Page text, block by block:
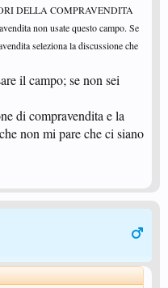
DELLA COMPRAVENDITA
non usate questo campo. Se
seleziona la discussione che
il campo; se non sei
di compravendita e la
non mi pare che ci siano